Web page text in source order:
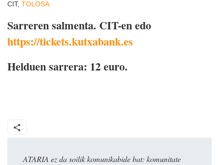
CIT, TOLOSA
Sarreren salmenta. CIT-en edo
https://tickets.kutxabank.es
Helduen sarrera: 12 euro.
ATARIA ez da soilik komunikabide bat: komunitate